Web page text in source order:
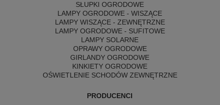
SŁUPKI OGRODOWE
LAMPY OGRODOWE - WISZĄCE
LAMPY WISZĄCE - ZEWNĘTRZNE
LAMPY OGRODOWE - SUFITOWE
LAMPY SOLARNE
OPRAWY OGRODOWE
GIRLANDY OGRODOWE
KINKIETY OGRODOWE
OŚWIETLENIE SCHODÓW ZEWNĘTRZNE
PRODUCENCI